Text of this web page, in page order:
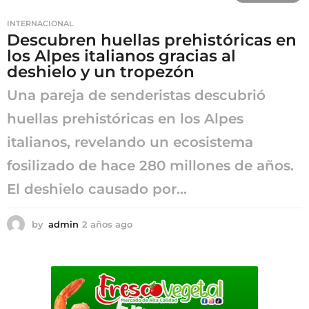
o
INTERNACIONAL
Descubren huellas prehistóricas en
los Alpes italianos gracias al
deshielo y un tropezón
Una pareja de senderistas descubrió
huellas prehistóricas en los Alpes
italianos, revelando un ecosistema
fosilizado de hace 280 millones de años.
El deshielo causado por...
by admin 2 años ago
a
g